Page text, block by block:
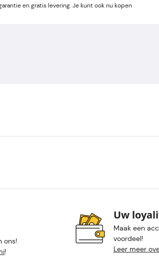
en gratis levering. Je kunt ook nu kopen
ons!
!
Uw
Maak een
voordeel!
Leer meer